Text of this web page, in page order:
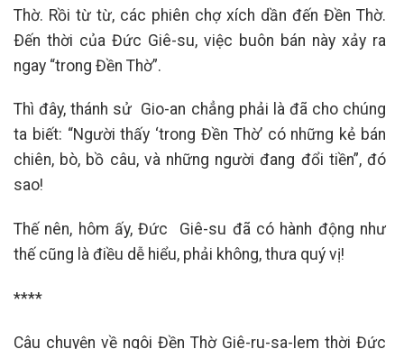
Thờ. Rồi từ từ, các phiên chợ xích dần đến Đền Thờ.
Ðến thời của Đức Giê-su, việc buôn bán này xảy ra
ngay “trong Đền Thờ”.
Thì đây, thánh sử Gio-an chẳng phải là đã cho chúng
ta biết: “Người thấy ‘trong Đền Thờ’ có những kẻ bán
chiên, bò, bồ câu, và những người đang đổi tiền”, đó
sao!
Thế nên, hôm ấy, Đức Giê-su đã có hành động như
thế cũng là điều dễ hiểu, phải không, thưa quý vị!
****
Câu chuyện về ngôi Đền Thờ Giê-ru-sa-lem thời Đức